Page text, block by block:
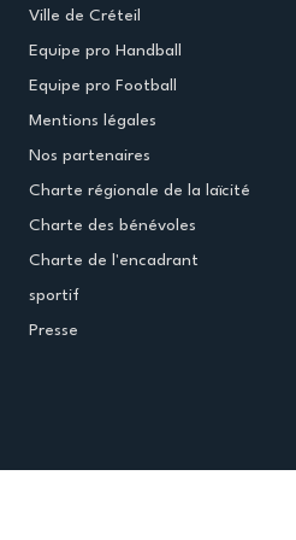
Ville de Créteil
Equipe pro Handball
Equipe pro Football
Mentions légales
Nos partenaires
Charte régionale de la laïcité
Charte des bénévoles
Charte de l'encadrant
sportif
Presse